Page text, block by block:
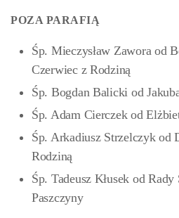
POZA PARAFIĄ
Śp. Mieczysław Zawora od
Czerwiec z Rodziną
Śp. Bogdan Balicki od
Śp. Adam Cierczek od
Śp. Arkadiusz Strzelczyk od
Rodziną
Śp. Tadeusz Kłusek od Rady
Paszczyny